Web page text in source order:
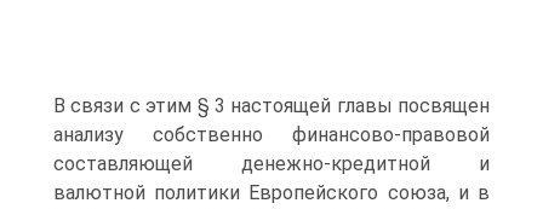
В связи с этим § 3 настоящей главы посвящен
анализу собственно финансово-правовой
составляющей денежно-кредитной и
валютной политики Европейского союза, и в